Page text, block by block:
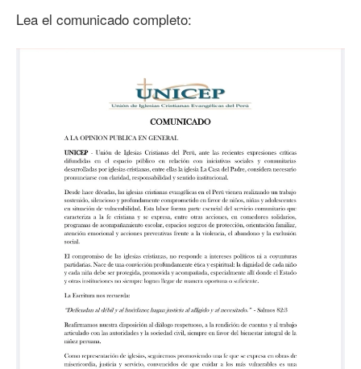
Lea el comunicado completo: